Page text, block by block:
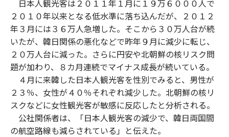
日本人観光客は２０１１年１月に１９万６０００人で
２０１０年以来となる低水準に落ち込んだが、２０１２
年３月には３６万人急増した。そこから３０万人台が続
いたが、韓日関係の悪化などで昨年９月に減少に転じ、
２０万人台に減った。さらに円安や北朝鮮の核リスク問
題が加わり、８カ月連続でマイナス成長が続いている。
４月に来韓した日本人観光客を性別でみると、男性が
２３％、女性が４０％それぞれ減少した。北朝鮮の核リ
スクなどに女性観光客が敏感に反応したと分析される。
公社関係者は、「日本人観光客の減少で、韓日両国間
の航空路線も減らされている」と伝えた。